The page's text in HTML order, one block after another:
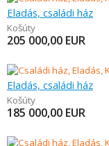
Eladás, családi ház
Košúty
205 000,00 EUR
Eladás, családi ház
Košúty
185 000,00 EUR